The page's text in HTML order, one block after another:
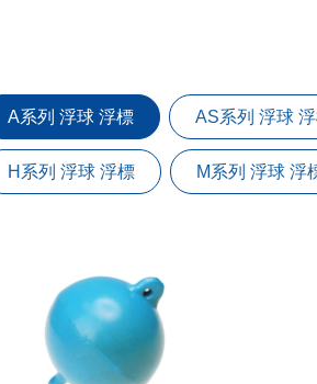
A系列 浮球 浮標 AS系列 浮球
H系列 浮球 浮標 M系列 浮球 浮